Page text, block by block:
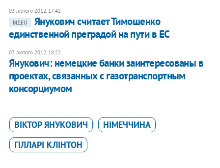
03 лютого 2012, 17:42
ВІДЕО
Янукович считает Тимошенко
единственной преградой на пути в ЕС
03 лютого 2012, 18:22
Янукович: немецкие банки заинтересованы в
проектах, связанных с газотранспортным
консорциумом
ВІКТОР ЯНУКОВИЧ
НІМЕЧЧИНА
ГІЛЛАРІ КЛІНТОН